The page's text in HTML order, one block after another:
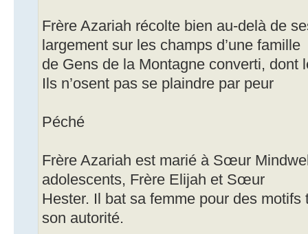
Frère Azariah récolte bien au-delà de
largement sur les champs d’une famille
de Gens de la Montagne converti, dont
Ils n’osent pas se plaindre par peur
Péché
Frère Azariah est marié à Sœur
adolescents, Frère Elijah et Sœur
Hester. Il bat sa femme pour des
son autorité.